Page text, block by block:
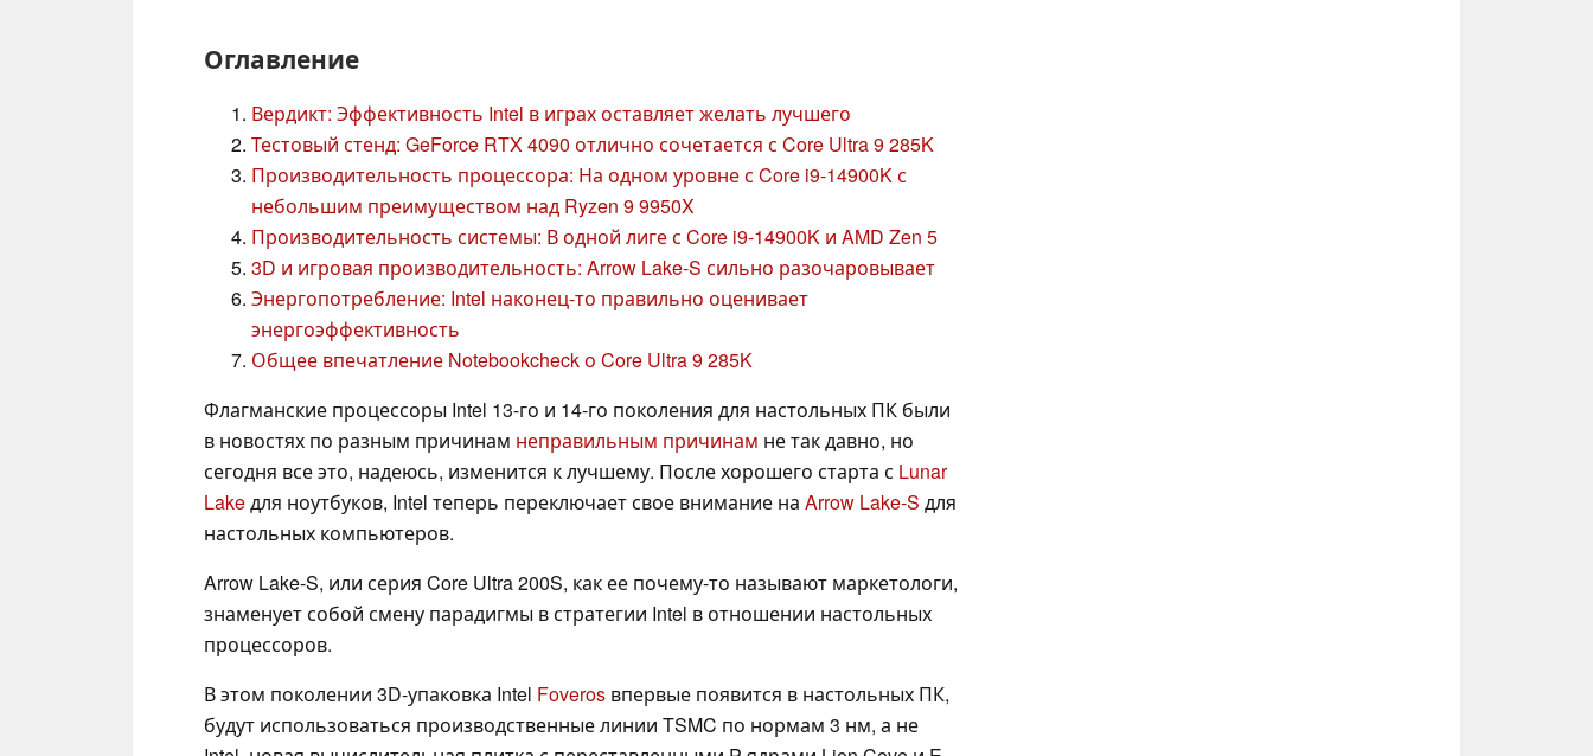
Оглавление
Вердикт: Эффективность Intel в играх оставляет желать лучшего
Тестовый стенд: GeForce RTX 4090 отлично сочетается с Core Ultra 9 285K
Производительность процессора: На одном уровне с Core i9-14900K с
небольшим преимуществом над Ryzen 9 9950X
Производительность системы: В одной лиге с Core i9-14900K и AMD Zen 5
3D и игровая производительность: Arrow Lake-S сильно разочаровывает
Энергопотребление: Intel наконец-то правильно оценивает
энергоэффективность
Общее впечатление Notebookcheck о Core Ultra 9 285K
Флагманские процессоры Intel 13-го и 14-го поколения для настольных ПК были
в новостях по разным причинам неправильным причинам не так давно, но
сегодня все это, надеюсь, изменится к лучшему. После хорошего старта с Lunar
Lakeдля ноутбуков, Intel теперь переключает свое внимание на Arrow Lake-S для
настольных компьютеров.
Arrow Lake-S, или серия Core Ultra 200S, как ее почему-то называют маркетологи,
знаменует собой смену парадигмы в стратегии Intel в отношении настольных
процессоров.
В этом поколении 3D-упаковка Intel Foveros впервые появится в настольных ПК,
будут использоваться производственные линии TSMC по нормам 3 нм, а не